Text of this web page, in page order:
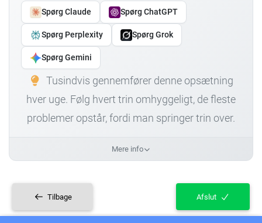
Spørg Claude Spørg ChatGPT
Spørg Perplexity Spørg Grok
Spørg Gemini
Tusindvis gennemfører denne opsætning
hver uge. Følg hvert trin omhyggeligt, de fleste
problemer opstår, fordi man springer trin over.
Mere info
Tilbage Afslut